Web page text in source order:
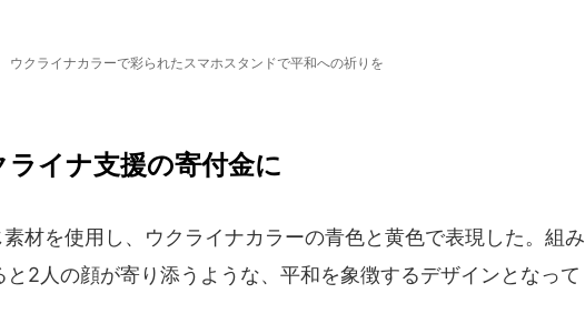
ウクライナカラーで彩られたスマホスタンドで平和への祈りを
イナ支援の寄付金に
材を使用し、ウクライナカラーの青色と黄色で表現した。組み
2人の顔が寄り添うような、平和を象徴するデザインとなって